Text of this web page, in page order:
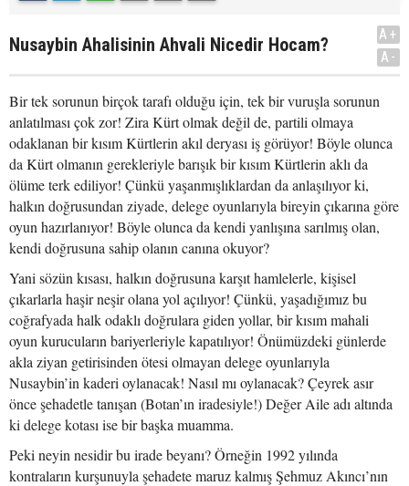
Nusaybin Ahalisinin Ahvali Nicedir Hocam?
A+
A-
Bir tek sorunun birçok tarafı olduğu için, tek bir vuruşla sorunun
anlatılması çok zor! Zira Kürt olmak değil de, partili olmaya
odaklanan bir kısım Kürtlerin akıl deryası iş görüyor! Böyle olunca
da Kürt olmanın gerekleriyle barışık bir kısım Kürtlerin aklı da
ölüme terk ediliyor! Çünkü yaşanmışlıklardan da anlaşılıyor ki,
halkın doğrusundan ziyade, delege oyunlarıyla bireyin çıkarına göre
oyun hazırlanıyor! Böyle olunca da kendi yanlışına sarılmış olan,
kendi doğrusuna sahip olanın canına okuyor?
Yani sözün kısası, halkın doğrusuna karşıt hamlelerle, kişisel
çıkarlarla haşir neşir olana yol açılıyor! Çünkü, yaşadığımız bu
coğrafyada halk odaklı doğrulara giden yollar, bir kısım mahali
oyun kurucuların bariyerleriyle kapatılıyor! Önümüzdeki günlerde
akla ziyan getirisinden ötesi olmayan delege oyunlarıyla
Nusaybin’in kaderi oylanacak! Nasıl mı oylanacak? Çeyrek asır
önce şehadetle tanışan (Botan’ın iradesiyle!) Değer Aile adı altında
ki delege kotası ise bir başka muamma.
Peki neyin nesidir bu irade beyanı? Örneğin 1992 yılında
kontraların kurşunuyla şehadete maruz kalmış Şehmuz Akıncı’nın